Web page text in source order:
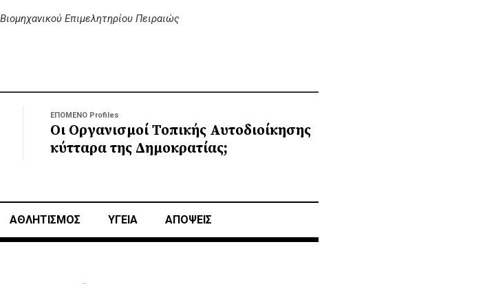
Επιμελητηρίου Πειραιώς
ΕΠΟΜΕΝΟ Profiles
Οι Οργανισμοί Τοπικής Αυτοδιοίκησης
κύτταρα της Δημοκρατίας;
ΑΘΛΗΤΙΣΜΌΣ ΥΓΕΙΑ ΑΠΟΨΕΙΣ